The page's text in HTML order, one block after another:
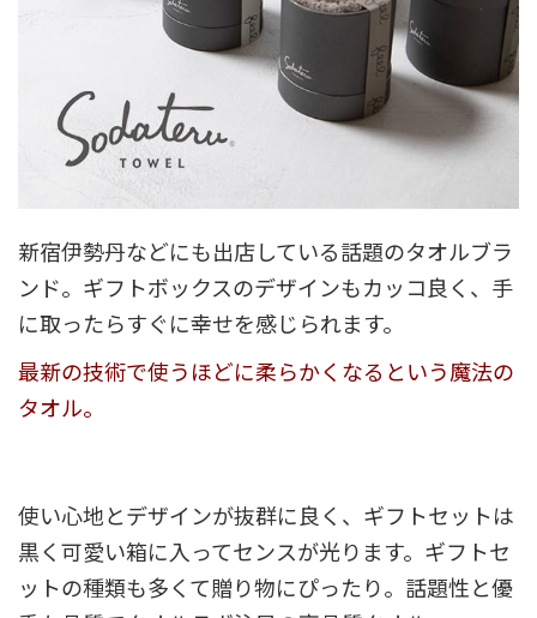
新宿伊勢丹などにも出店している話題のタオルブラ
ンド。ギフトボックスのデザインもカッコ良く、手
に取ったらすぐに幸せを感じられます。
最新の技術で使うほどに柔らかくなるという魔法の
タオル。
使い心地とデザインが抜群に良く、ギフトセットは
黒く可愛い箱に入ってセンスが光ります。ギフトセ
ットの種類も多くて贈り物にぴったり。話題性と優